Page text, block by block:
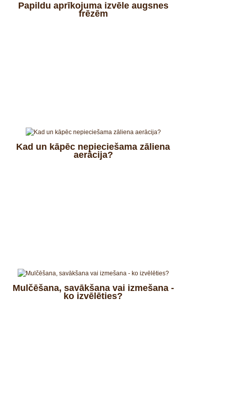
Papildu aprīkojuma izvēle augsnes
frēzēm
Kad un kāpēc nepieciešama zāliena
aerācija?
Mulčēšana, savākšana vai izmešana -
ko izvēlēties?